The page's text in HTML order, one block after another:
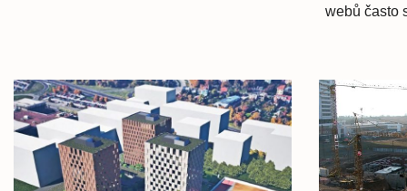
webů často
Hlavní
novinky